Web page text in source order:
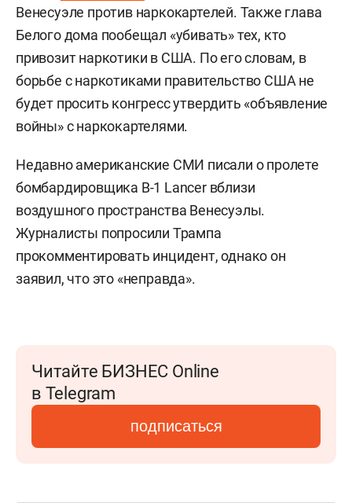
Венесуэле против наркокартелей. Также глава
Белого дома пообещал «убивать» тех, кто
привозит наркотики в США. По его словам, в
борьбе с наркотиками правительство США не
будет просить конгресс утвердить «объявление
войны» с наркокартелями.
Недавно американские СМИ писали о пролете
бомбардировщика B-1 Lancer вблизи
воздушного пространства Венесуэлы.
Журналисты попросили Трампа
прокомментировать инцидент, однако он
заявил, что это «неправда».
Читайте БИЗНЕС Online
в Telegram
подписаться